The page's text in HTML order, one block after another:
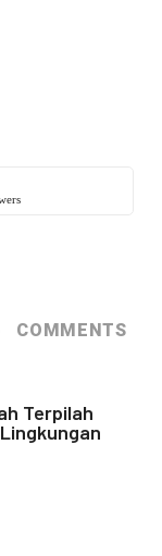
COMMENTS
Terpilah